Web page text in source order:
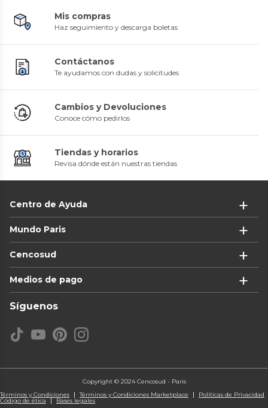
Mis compras
Haz seguimiento y descarga boletas
Contáctanos
Te ayudamos con dudas y solicitudes
Cambios y Devoluciones
Conoce cómo pedirlos
Tiendas y horarios
Revisa dónde están nuestras tiendas
Centro de Ayuda
Mundo Paris
Cencosud
Medios de pago
Síguenos
Copyright © 2024 Cencosud - Paris
Términos y Condiciones
Términos y Condiciones Marketplace Políticas de Privacidad
Código de ética Bases legales